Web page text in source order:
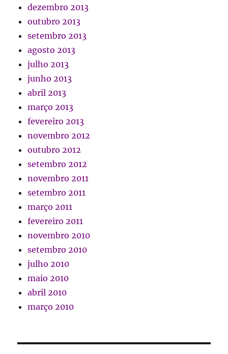
dezembro 2013
outubro 2013
setembro 2013
agosto 2013
julho 2013
junho 2013
abril 2013
março 2013
fevereiro 2013
novembro 2012
outubro 2012
setembro 2012
novembro 2011
setembro 2011
março 2011
fevereiro 2011
novembro 2010
setembro 2010
julho 2010
maio 2010
abril 2010
março 2010